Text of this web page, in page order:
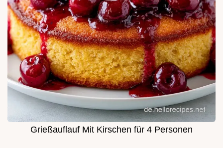
Grießauflauf Mit Kirschen für 4 Personen